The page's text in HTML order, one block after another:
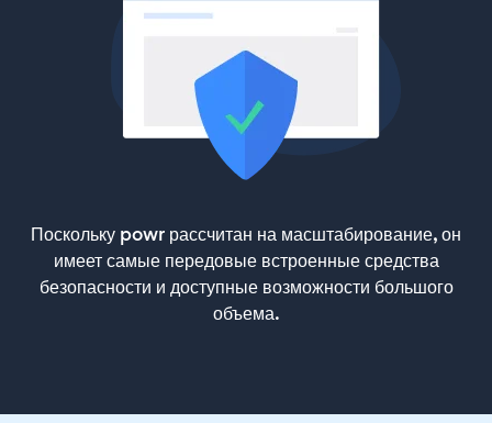
Поскольку powr рассчитан на масштабирование, он
имеет самые передовые встроенные средства
безопасности и доступные возможности большого
объема.